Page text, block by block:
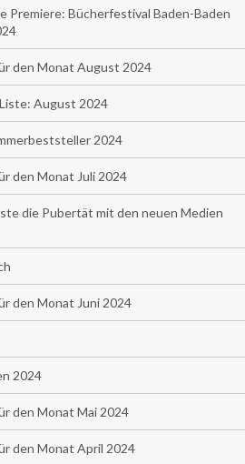
Premiere: Bücherfestival Baden-Baden
den Monat August 2024
August 2024
2024
den Monat Juli 2024
die Pubertät mit den neuen Medien
den Monat Juni 2024
2024
den Monat Mai 2024
den Monat April 2024